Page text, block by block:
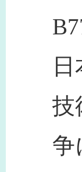
技
争